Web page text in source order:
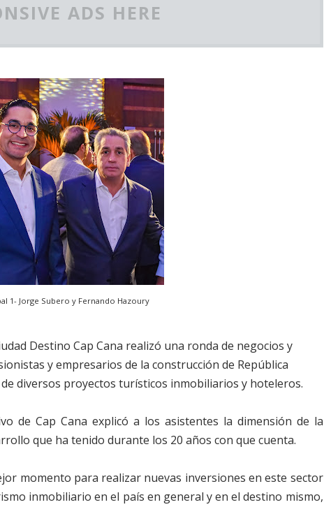
ADS HERE
1- Jorge Subero y Fernando Hazoury
Destino Cap Cana realizó una ronda de negocios y
y empresarios de la construcción de República
diversos proyectos turísticos inmobiliarios y hoteleros.
de Cap Cana explicó a los asistentes la dimensión de la
que ha tenido durante los 20 años con que cuenta.
momento para realizar nuevas inversiones en este sector
inmobiliario en el país en general y en el destino mismo,